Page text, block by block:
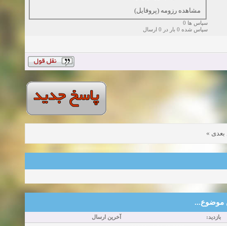
مشاهده رزومه (پروفایل)
سپاس ها 0
سپاس شده 0 بار در 0 ارسال
»
موضوع...
بازدید: آخرین ارسال